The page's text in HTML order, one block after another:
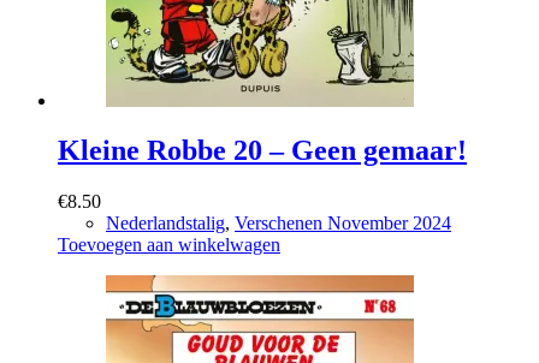
Kleine Robbe 20 – Geen gemaar!
€8.50
Nederlandstalig, Verschenen November 2024
Toevoegen aan winkelwagen